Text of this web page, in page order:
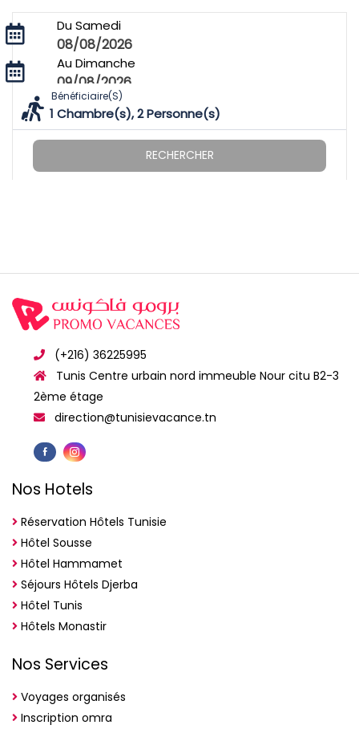
Du Samedi
08/08/2026
Au Dimanche
09/08/2026
Bénéficiaire(s)
1 Chambre(s),2Personne(s)
RECHERCHER
(+216) 36225995
Tunis Centre urbain nord immeuble Nour citu B2-3
2ème étage
direction@tunisievacance.tn
Nos Hotels
Réservation Hôtels Tunisie
Hôtel Sousse
Hôtel Hammamet
Séjours Hôtels Djerba
Hôtel Tunis
Hôtels Monastir
Nos Services
Voyages organisés
Inscription omra